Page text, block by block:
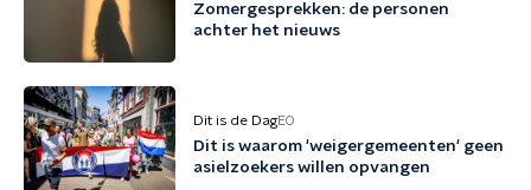
Zomergesprekken: de personen
achter het nieuws
Dit is de DagEO
Dit is waarom 'weigergemeenten' geen
asielzoekers willen opvangen